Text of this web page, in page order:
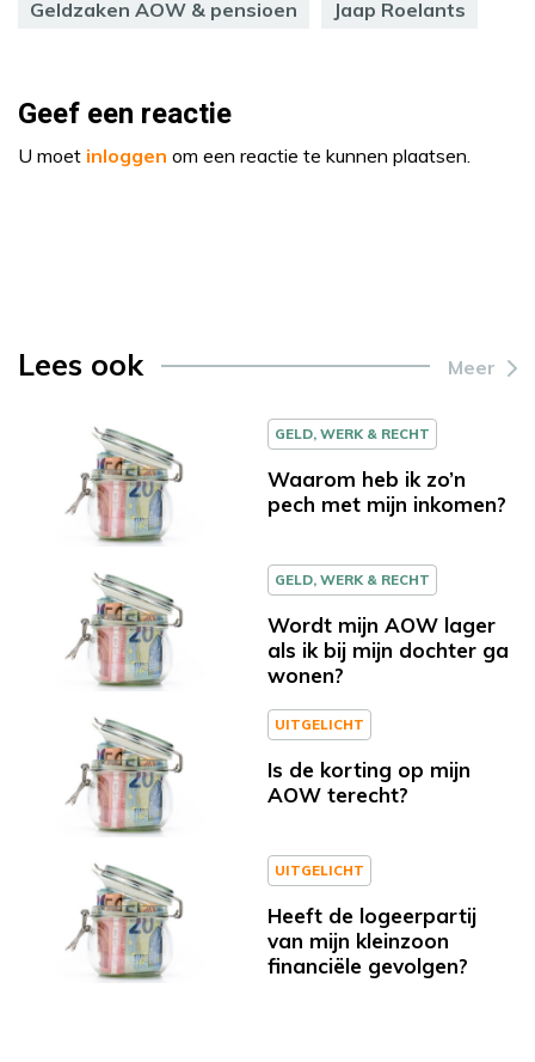
Geldzaken AOW & pensioen Jaap Roelants
Geef een reactie
U moet inloggen om een reactie te kunnen plaatsen.
Lees ook Meer
GELD, WERK & RECHT
Waarom heb ik zo’n
pech met mijn inkomen?
GELD, WERK & RECHT
Wordt mijn AOW lager
als ik bij mijn dochter ga
wonen?
UITGELICHT
Is de korting op mijn
AOW terecht?
UITGELICHT
Heeft de logeerpartij
van mijn kleinzoon
financiële gevolgen?